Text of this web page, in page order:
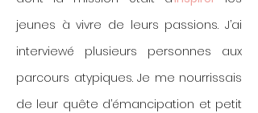
jeunes à vivre de leurs passions. J’ai
interviewé plusieurs personnes aux
parcours atypiques. Je me nourrissais
de leur quête d’émancipation et petit